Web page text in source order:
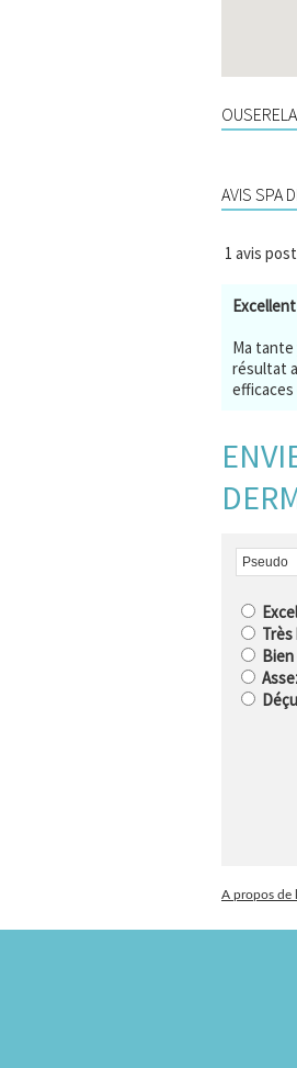
AVIS SPA
1 avis
Excellent
Ma
résultat
Très
Bien
Déçu
A propos de